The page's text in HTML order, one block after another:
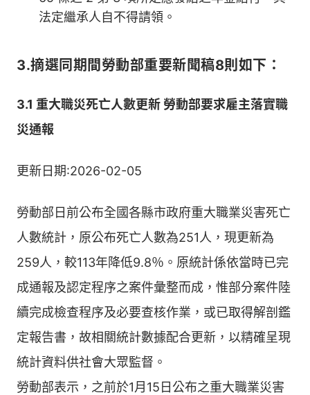
法定繼承人自不得請領。
3.摘選同期間勞動部重要新聞稿8則如下：
3.1 重大職災死亡人數更新 勞動部要求雇主落實職
災通報
更新日期:2026-02-05
勞動部日前公布全國各縣市政府重大職業災害死亡
人數統計，原公布死亡人數為251人，現更新為
259人，較113年降低9.8％。原統計係依當時已完
成通報及認定程序之案件彙整而成，惟部分案件陸
續完成檢查程序及必要查核作業，或已取得解剖鑑
定報告書，故相關統計數據配合更新，以精確呈現
統計資料供社會大眾監督。
勞動部表示，之前於1月15日公布之重大職業災害